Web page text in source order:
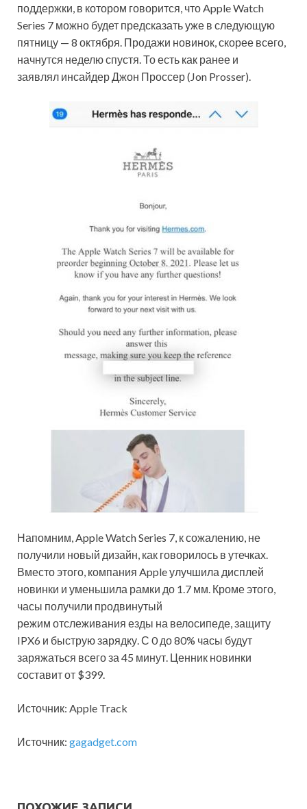
поддержки, в котором говорится, что Apple Watch
Series 7 можно будет предсказать уже в следующую
пятницу — 8 октября. Продажи новинок, скорее всего,
начнутся неделю спустя. То есть как ранее и
заявлял инсайдер Джон Проссер (Jon Prosser).
Напомним, Apple Watch Series 7, к сожалению, не
получили новый дизайн, как говорилось в утечках.
Вместо этого, компания Apple улучшила дисплей
новинки и уменьшила рамки до 1.7 мм. Кроме этого,
часы получили продвинутый
режим отслеживания езды на велосипеде, защиту
IPX6 и быструю зарядку. С 0 до 80% часы будут
заряжаться всего за 45 минут. Ценник новинки
составит от $399.
Источник: Apple Track
Источник: gagadget.com